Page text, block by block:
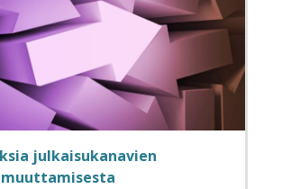
julkaisukanavien